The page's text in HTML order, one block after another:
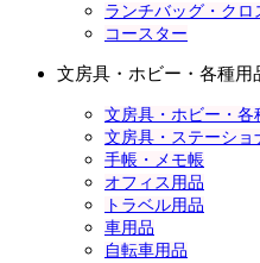
ランチバッグ・クロ
コースター
文房具・ホビー・各種用
文房具・ホビー・各
文房具・ステーショ
手帳・メモ帳
オフィス用品
トラベル用品
車用品
自転車用品